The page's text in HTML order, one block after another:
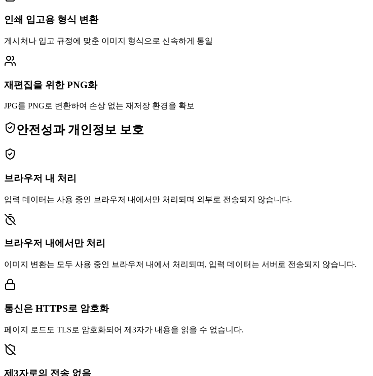
인쇄 입고용 형식 변환
게시처나 입고 규정에 맞춘 이미지 형식으로 신속하게 통일
재편집을 위한 PNG화
JPG를 PNG로 변환하여 손상 없는 재저장 환경을 확보
안전성과 개인정보 보호
브라우저 내 처리
입력 데이터는 사용 중인 브라우저 내에서만 처리되며 외부로 전송되지 않습니다.
브라우저 내에서만 처리
이미지 변환는 모두 사용 중인 브라우저 내에서 처리되며, 입력 데이터는 서버로 전송되지 않습니다.
통신은 HTTPS로 암호화
페이지 로드도 TLS로 암호화되어 제3자가 내용을 읽을 수 없습니다.
제3자로의 전송 없음